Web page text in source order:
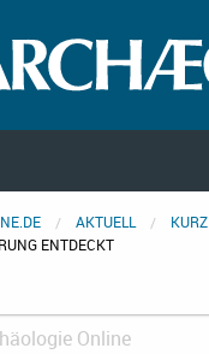
AKTUELL
ENTDECKT